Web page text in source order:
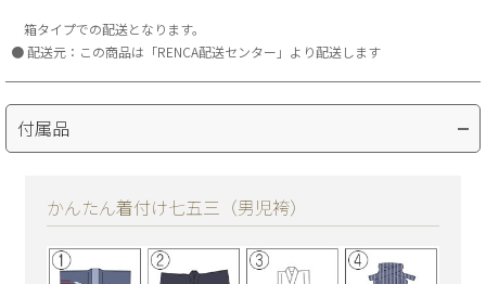
箱タイプでの配送となります。
配送元：この商品は「RENCA配送センター」より配送します
付属品
かんたん着付け七五三（男児袴）